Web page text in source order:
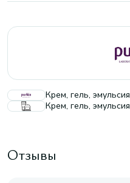
Крем, гель,
Крем, гель,
Отзывы